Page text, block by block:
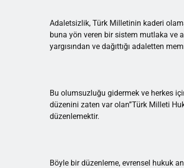
Adaletsizlik, Türk Milletinin kaderi
buna yön veren bir sistem mutlaka ve
yargısından ve dağıttığı adaletten
Bu olumsuzluğu gidermek ve herkes
düzenini zaten var olan”Türk Milleti
düzenlemektir.
Böyle bir düzenleme, evrensel hukuk